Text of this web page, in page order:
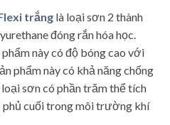
trắnglà loại sơn 2 thành
đóng rắn hóa học.
này có độ bóng cao với
phẩm này có khả năng chống
sơn có phần trăm thể tích
phủ cuối trong môi trường khí